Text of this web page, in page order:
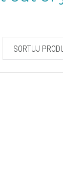
SORTUJ